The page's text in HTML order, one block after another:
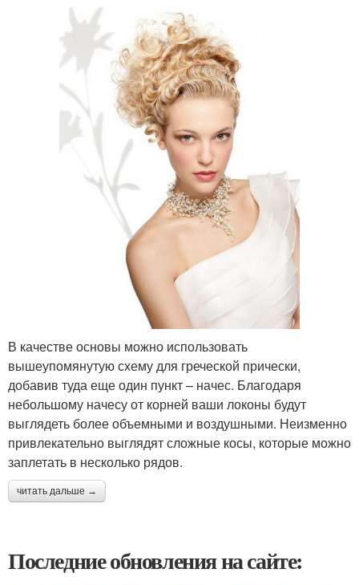
В качестве основы можно использовать
вышеупомянутую схему для греческой прически,
добавив туда еще один пункт – начес. Благодаря
небольшому начесу от корней ваши локоны будут
выглядеть более объемными и воздушными. Неизменно
привлекательно выглядят сложные косы, которые можно
заплетать в несколько рядов.
читать дальше →
Последние обновления на сайте: